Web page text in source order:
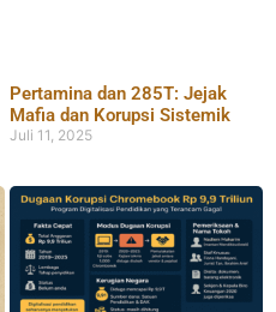
Pertamina dan 285T: Jejak
Mafia dan Korupsi Sistemik
Juli 11, 2025